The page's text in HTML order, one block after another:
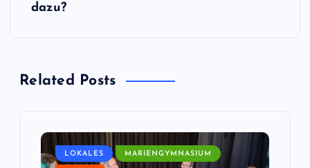
a
dazu?
Related Posts
LOKALES MARIENGYMNASIUM